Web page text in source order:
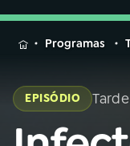
MENU
Buscar
na
Rádio
Programas
EPISÓDIO